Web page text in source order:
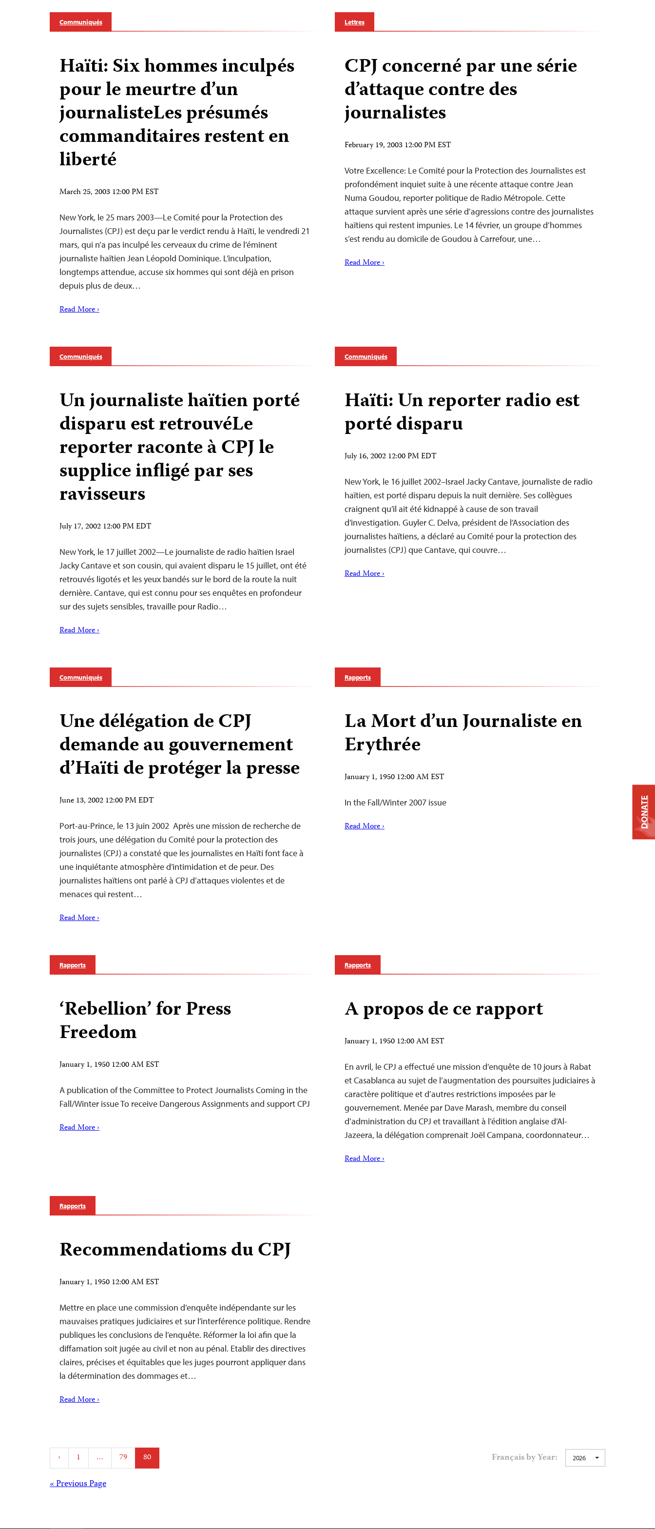
Communiqués
Haïti: Six hommes inculpés
pour le meurtre d’un
journalisteLes présumés
commanditaires restent en
liberté
March 25, 2003 12:00 PM EST
New York, le 25 mars 2003—Le Comité pour la Protection des
Journalistes (CPJ) est deçu par le verdict rendu à Haïti, le vendredi 21
mars, qui n’a pas inculpé les cerveaux du crime de l’éminent
journaliste haïtien Jean Léopold Dominique. L’inculpation,
longtemps attendue, accuse six hommes qui sont déjà en prison
depuis plus de deux…
Read More ›
Lettres
CPJ concerné par une série
d’attaque contre des
journalistes
February 19, 2003 12:00 PM EST
Votre Excellence: Le Comité pour la Protection des Journalistes est
profondément inquiet suite à une récente attaque contre Jean
Numa Goudou, reporter politique de Radio Métropole. Cette
attaque survient après une série d’agressions contre des journalistes
haïtiens qui restent impunies. Le 14 février, un groupe d’hommes
s’est rendu au domicile de Goudou à Carrefour, une…
Read More ›
Communiqués
Un journaliste haïtien porté
disparu est retrouvéLe
reporter raconte à CPJ le
supplice infligé par ses
ravisseurs
July 17, 2002 12:00 PM EDT
New York, le 17 juillet 2002—Le journaliste de radio haïtien Israel
Jacky Cantave et son cousin, qui avaient disparu le 15 juillet, ont été
retrouvés ligotés et les yeux bandés sur le bord de la route la nuit
dernière. Cantave, qui est connu pour ses enquêtes en profondeur
sur des sujets sensibles, travaille pour Radio…
Read More ›
Communiqués
Haïti: Un reporter radio est
porté disparu
July 16, 2002 12:00 PM EDT
New York, le 16 juillet 2002–Israel Jacky Cantave, journaliste de radio
haïtien, est porté disparu depuis la nuit dernière. Ses collègues
craignent qu’il ait été kidnappé à cause de son travail
d’investigation. Guyler C. Delva, président de l’Association des
journalistes haïtiens, a déclaré au Comité pour la protection des
journalistes (CPJ) que Cantave, qui couvre…
Read More ›
Communiqués
Une délégation de CPJ
demande au gouvernement
d’Haïti de protéger la presse
June 13, 2002 12:00 PM EDT
Port-au-Prince, le 13 juin 2002 ­ Après une mission de recherche de
trois jours, une délégation du Comité pour la protection des
journalistes (CPJ) a constaté que les journalistes en Haïti font face à
une inquiétante atmosphère d’intimidation et de peur. Des
journalistes haïtiens ont parlé à CPJ d’attaques violentes et de
menaces qui restent…
Read More ›
Rapports
La Mort d’un Journaliste en
Erythrée
January 1, 1950 12:00 AM EST
In the Fall/Winter 2007 issue
Read More ›
Rapports
‘Rebellion’ for Press
Freedom
January 1, 1950 12:00 AM EST
A publication of the Committee to Protect Journalists Coming in the
Fall/Winter issue To receive Dangerous Assignments and support CPJ
Read More ›
Rapports
A propos de ce rapport
January 1, 1950 12:00 AM EST
En avril, le CPJ a effectué une mission d’enquête de 10 jours à Rabat
et Casablanca au sujet de l’augmentation des poursuites judiciaires à
caractère politique et d’autres restrictions imposées par le
gouvernement. Menée par Dave Marash, membre du conseil
d’administration du CPJ et travaillant à l’édition anglaise d’Al-
Jazeera, la délégation comprenait Joël Campana, coordonnateur…
Read More ›
Rapports
Recommendatioms du CPJ
January 1, 1950 12:00 AM EST
Mettre en place une commission d’enquête indépendante sur les
mauvaises pratiques judiciaires et sur l’interférence politique. Rendre
publiques les conclusions de l’enquête. Réformer la loi afin que la
diffamation soit jugée au civil et non au pénal. Etablir des directives
claires, précises et équitables que les juges pourront appliquer dans
la détermination des dommages et…
Read More ›
Posts
pagination
‹ 1 … 79 80
Posts
« Previous Page
Français by Year: 2026
DONATE